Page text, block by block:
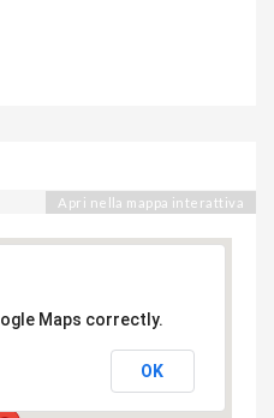
Apri nella mappa interattiva
Maps correctly.
OK